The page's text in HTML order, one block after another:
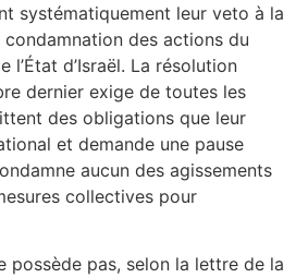
systématiquement leur veto à la
des actions du
l’État d’Israël. La résolution
dernier exige de toutes les
des obligations que leur
et demande une pause
aucun des agissements
collectives pour
possède pas, selon la lettre de la